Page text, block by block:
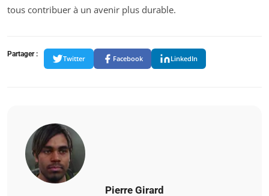
tous contribuer à un avenir plus durable.
Partager :
Twitter Facebook LinkedIn
Pierre Girard